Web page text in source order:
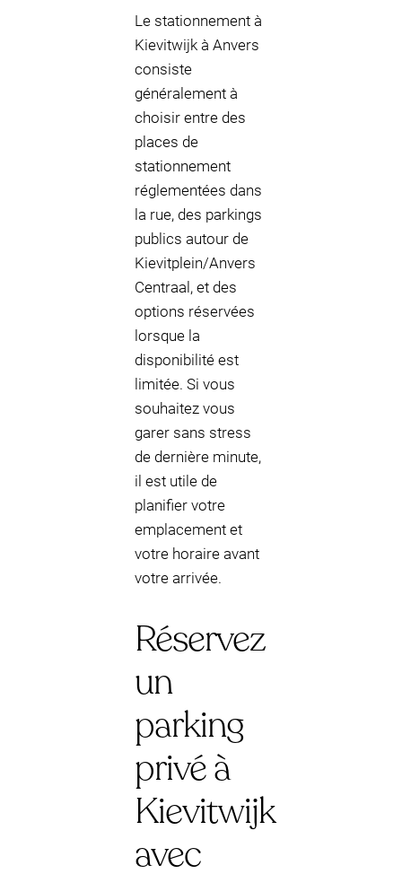
Le stationnement à
Kievitwijk à Anvers
consiste
généralement à
choisir entre des
places de
stationnement
réglementées dans
la rue, des parkings
publics autour de
Kievitplein/Anvers
Centraal, et des
options réservées
lorsque la
disponibilité est
limitée. Si vous
souhaitez vous
garer sans stress
de dernière minute,
il est utile de
planifier votre
emplacement et
votre horaire avant
votre arrivée.
Réservez
un
parking
privé à
Kievitwijk
avec